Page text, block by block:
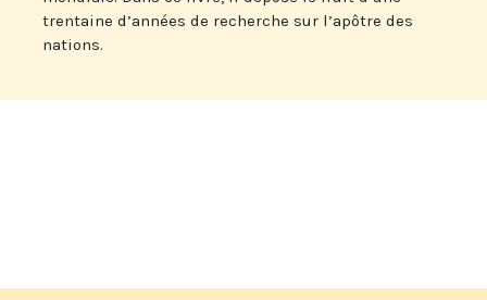
trentaine d’années de recherche sur l’apôtre des
nations.